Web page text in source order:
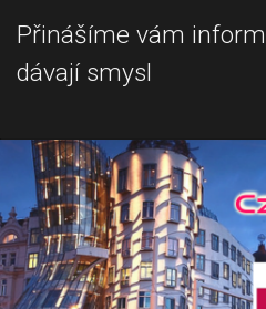
Přinášíme vám
dávají smysl